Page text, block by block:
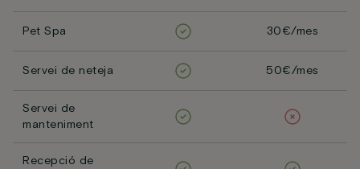
Pet Spa 30€/mes
Servei de neteja 50€/mes
Servei de
manteniment
Recepció de